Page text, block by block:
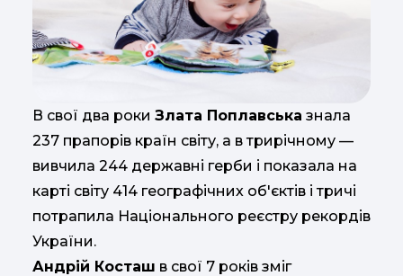
В свої два роки Злата Поплавська знала
237 прапорів країн світу, а в трирічному —
вивчила 244 державні герби і показала на
карті світу 414 географічних об'єктів і тричі
потрапила Національного реєстру рекордів
України.
Андрій Косташ в свої 7 років зміг